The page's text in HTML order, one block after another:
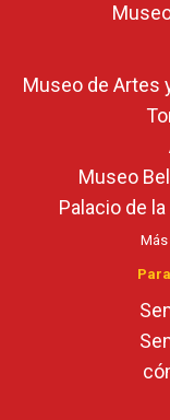
Museo de Artes
Museo
Palacio de
Más